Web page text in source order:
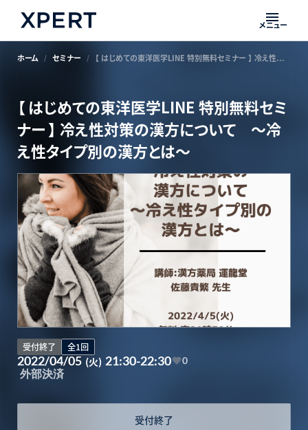
メニュー
ホーム セミナー 【 はじめての東洋医学LINE 特別無料セミナー 】 冷え性対策の漢方について ～冷え性タイプ別の漢方とは～
【 はじめての東洋医学LINE 特別無料セミ
ナー 】 冷え性対策の漢方について ～冷
え性タイプ別の漢方とは～
受付終了 全1回
2022/04/05 (火) 21:30-22:30 0
外部決済
受付終了